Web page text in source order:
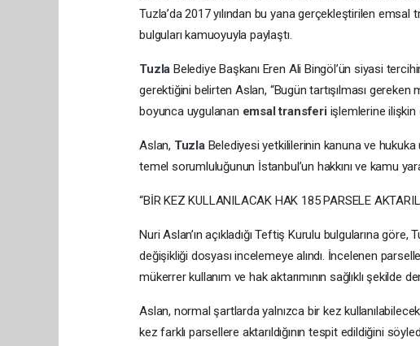
Tuzla’da 2017 yılından bu yana gerçekleştirilen emsal
bulguları kamuoyuyla paylaştı.
Tuzla Belediye Başkanı Eren Ali Bingöl’ün siyasi
gerektiğini belirten Aslan, “Bugün tartışılması
boyunca uygulanan emsal transferi işlemlerine ilişkin
Aslan, Tuzla Belediyesi yetkililerinin kanuna ve
temel sorumluluğunun İstanbul’un hakkını ve kamu
“BİR KEZ KULLANILACAK HAK 185 PARSELE
Nuri Aslan’ın açıkladığı Teftiş Kurulu bulgularına
değişikliği dosyası incelemeye alındı. İncelenen
mükerrer kullanım ve hak aktarımının sağlıklı şekilde
Aslan, normal şartlarda yalnızca bir kez
kez farklı parsellere aktarıldığının tespit edildiğini